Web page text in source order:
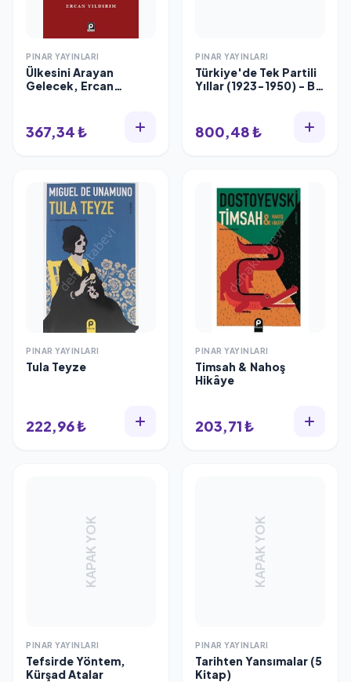
PINAR YAYINLARI
Ülkesini Arayan
Gelecek, Ercan
367,34 ₺
PINAR YAYINLARI
Türkiye'de Tek Partili
Yıllar (1923-1950) - Bir
800,48 ₺
PINAR YAYINLARI
Tula Teyze
222,96 ₺
PINAR YAYINLARI
Timsah & Nahoş
Hikâye
203,71 ₺
KAPAK YOK
PINAR YAYINLARI
Tefsirde Yöntem,
Kürşad Atalar
KAPAK YOK
PINAR YAYINLARI
Tarihten Yansımalar (5
Kitap)